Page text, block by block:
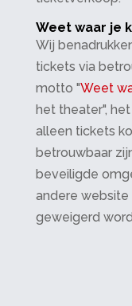
Weet waar je
Wij
tickets via
motto "Weet
het theater",
alleen tickets
betrouwbaar
beveiligde
andere website
geweigerd